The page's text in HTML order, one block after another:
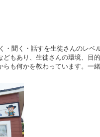
聞く・話すを生徒さんのレベ
もあり、生徒さんの環境、目
も何かを教わっています。一